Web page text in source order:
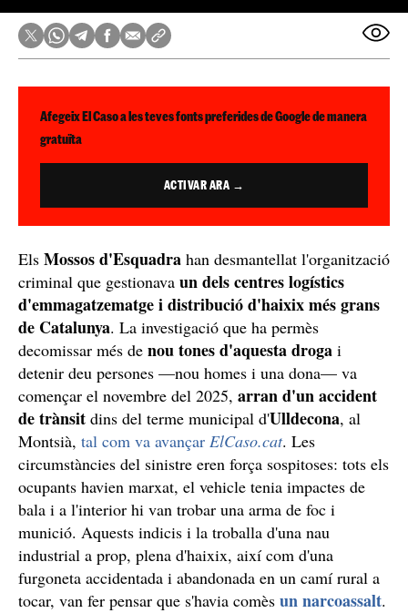
Afegeix El Caso a les teves fonts preferides de Google de manera
gratuïta
ACTIVAR ARA →
Els Mossos d'Esquadra han desmantellat l'organització
criminal que gestionava un dels centres logístics
d'emmagatzematge i distribució d'haixix més grans
de Catalunya. La investigació que ha permès
decomissar més de nou tones d'aquesta droga i
detenir deu persones —nou homes i una dona— va
començar el novembre del 2025, arran d'un accident
de trànsit dins del terme municipal d'Ulldecona, al
Montsià, tal com va avançar ElCaso.cat. Les
circumstàncies del sinistre eren força sospitoses: tots els
ocupants havien marxat, el vehicle tenia impactes de
bala i a l'interior hi van trobar una arma de foc i
munició. Aquests indicis i la troballa d'una nau
industrial a prop, plena d'haixix, així com d'una
furgoneta accidentada i abandonada en un camí rural a
tocar, van fer pensar que s'havia comès un narcoassalt.